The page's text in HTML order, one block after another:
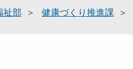
祉部 健康づくり推進課